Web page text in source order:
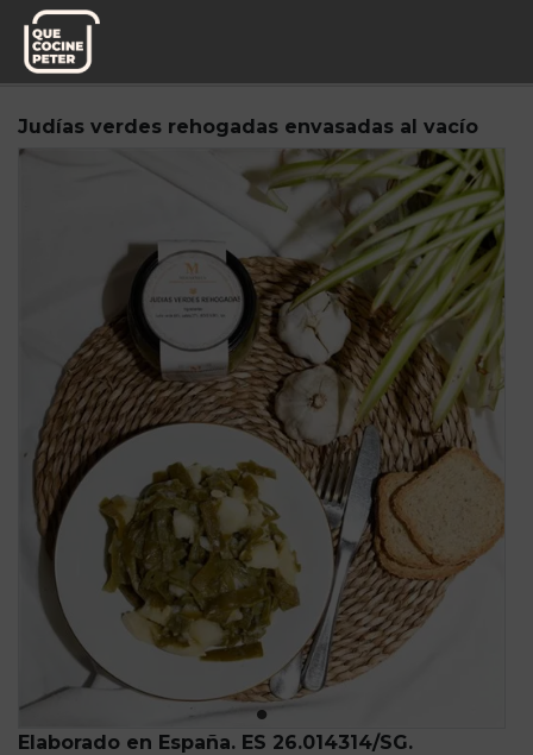
Pedido semanal
Judías verdes rehogadas envasadas al vacío
Elaborado en España. ES 26.014314/SG.